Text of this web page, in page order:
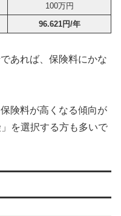
100万円
96.621円/年
あれば、保険料にかな
険料が高くなる傾向が
を選択する方も多いで